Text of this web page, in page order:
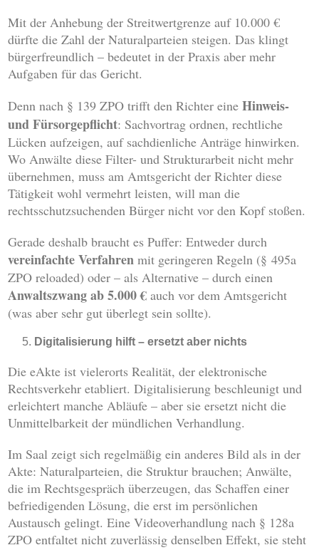
Mit der Anhebung der Streitwertgrenze auf 10.000 €
dürfte die Zahl der Naturalparteien steigen. Das klingt
bürgerfreundlich – bedeutet in der Praxis aber mehr
Aufgaben für das Gericht.
Denn nach § 139 ZPO trifft den Richter eineHinweis-
und Fürsorgepflicht: Sachvortrag ordnen, rechtliche
Lücken aufzeigen, auf sachdienliche Anträge hinwirken.
Wo Anwälte diese Filter- und Strukturarbeit nicht mehr
übernehmen, muss am Amtsgericht der Richter diese
Tätigkeit wohl vermehrt leisten, will man die
rechtsschutzsuchenden Bürger nicht vor den Kopf stoßen.
Gerade deshalb braucht es Puffer: Entweder durch
vereinfachte Verfahren mit geringeren Regeln (§ 495a
ZPO reloaded) oder – als Alternative – durch einen
Anwaltszwang ab 5.000 € auch vor dem Amtsgericht
(was aber sehr gut überlegt sein sollte).
Digitalisierung hilft – ersetzt aber nichts
Die eAkte ist vielerorts Realität, der elektronische
Rechtsverkehr etabliert. Digitalisierung beschleunigt und
erleichtert manche Abläufe – aber sie ersetzt nicht die
Unmittelbarkeit der mündlichen Verhandlung.
Im Saal zeigt sich regelmäßig ein anderes Bild als in der
Akte: Naturalparteien, die Struktur brauchen; Anwälte,
die im Rechtsgespräch überzeugen, das Schaffen einer
befriedigenden Lösung, die erst im persönlichen
Austausch gelingt. Eine Videoverhandlung nach § 128a
ZPO entfaltet nicht zuverlässig denselben Effekt, sie steht